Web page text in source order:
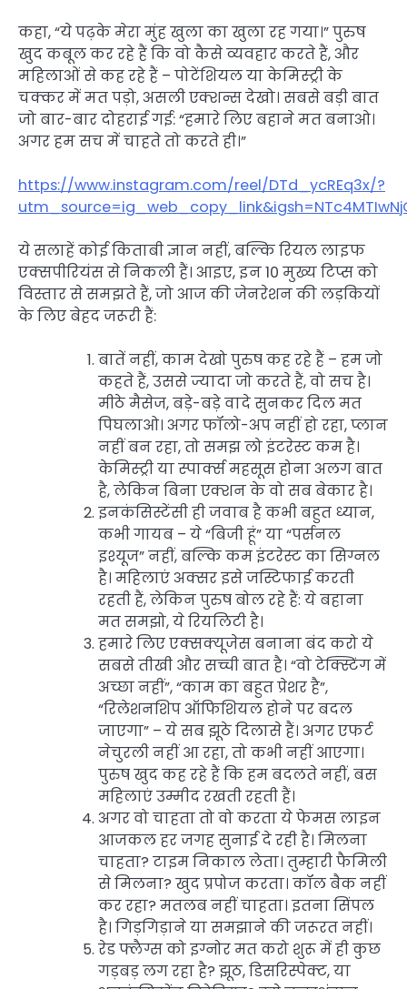
कहा, “ये पढ़के मेरा मुंह खुला का खुला रह गया।” पुरुष
खुद कबूल कर रहे हैं कि वो कैसे व्यवहार करते हैं, और
महिलाओं से कह रहे हैं – पोटेंशियल या केमिस्ट्री के
चक्कर में मत पड़ो, असली एक्शन्स देखो। सबसे बड़ी बात
जो बार-बार दोहराई गई: “हमारे लिए बहाने मत बनाओ।
अगर हम सच में चाहते तो करते ही।”
https://www.instagram.com/reel/DTd_ycREq3x/?
ये सलाहें कोई किताबी ज्ञान नहीं, बल्कि रियल लाइफ
एक्सपीरियंस से निकली हैं। आइए, इन 10 मुख्य टिप्स को
विस्तार से समझते हैं, जो आज की जेनरेशन की लड़कियों
के लिए बेहद जरूरी हैं:
बातें नहीं, काम देखो पुरुष कह रहे हैं – हम जो
कहते हैं, उससे ज्यादा जो करते हैं, वो सच है।
मीठे मैसेज, बड़े-बड़े वादे सुनकर दिल मत
पिघलाओ। अगर फॉलो-अप नहीं हो रहा, प्लान
नहीं बन रहा, तो समझ लो इंटरेस्ट कम है।
केमिस्ट्री या स्पार्क्स महसूस होना अलग बात
है, लेकिन बिना एक्शन के वो सब बेकार है।
इनकंसिस्टेंसी ही जवाब है कभी बहुत ध्यान,
कभी गायब – ये “बिजी हूं” या “पर्सनल
इश्यूज” नहीं, बल्कि कम इंटरेस्ट का सिग्नल
है। महिलाएं अक्सर इसे जस्टिफाई करती
रहती हैं, लेकिन पुरुष बोल रहे हैं: ये बहाना
मत समझो, ये रियलिटी है।
हमारे लिए एक्सक्यूजेस बनाना बंद करो ये
सबसे तीखी और सच्ची बात है। “वो टेक्स्टिंग में
अच्छा नहीं”, “काम का बहुत प्रेशर है”,
“रिलेशनशिप ऑफिशियल होने पर बदल
जाएगा” – ये सब झूठे दिलासे हैं। अगर एफर्ट
नेचुरली नहीं आ रहा, तो कभी नहीं आएगा।
पुरुष खुद कह रहे हैं कि हम बदलते नहीं, बस
महिलाएं उम्मीद रखती रहती हैं।
अगर वो चाहता तो वो करता ये फेमस लाइन
आजकल हर जगह सुनाई दे रही है। मिलना
चाहता? टाइम निकाल लेता। तुम्हारी फैमिली
से मिलना? खुद प्रपोज करता। कॉल बैक नहीं
कर रहा? मतलब नहीं चाहता। इतना सिंपल
है। गिड़गिड़ाने या समझाने की जरूरत नहीं।
रेड फ्लैग्स को इग्नोर मत करो शुरू में ही कुछ
गड़बड़ लग रहा है? झूठ, डिसरिस्पेक्ट, या